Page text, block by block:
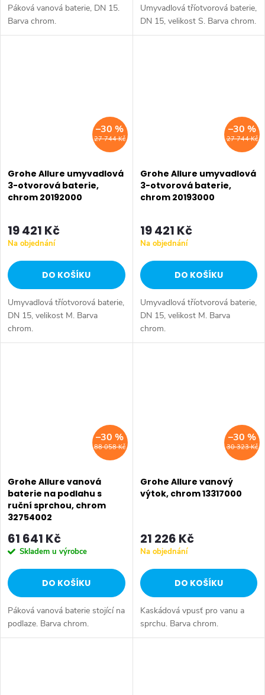
Páková vanová baterie, DN 15.
Barva chrom.
Umyvadlová tříotvorová baterie,
DN 15, velikost S. Barva chrom.
27 744 Kč
–30 %
Grohe Allure umyvadlová
3-otvorová baterie,
chrom 20192000
19 421 Kč
Na objednání
DO KOŠÍKU
Umyvadlová tříotvorová baterie,
DN 15, velikost M. Barva
chrom.
27 744 Kč
–30 %
Grohe Allure umyvadlová
3-otvorová baterie,
chrom 20193000
19 421 Kč
Na objednání
DO KOŠÍKU
Umyvadlová tříotvorová baterie,
DN 15, velikost M. Barva
chrom.
88 058 Kč
–30 %
Grohe Allure vanová
baterie na podlahu s
ruční sprchou, chrom
32754002
61 641 Kč
Skladem u výrobce
DO KOŠÍKU
Páková vanová baterie stojící na
podlaze. Barva chrom.
30 323 Kč
–30 %
Grohe Allure vanový
výtok, chrom 13317000
21 226 Kč
Na objednání
DO KOŠÍKU
Kaskádová vpusť pro vanu a
sprchu. Barva chrom.